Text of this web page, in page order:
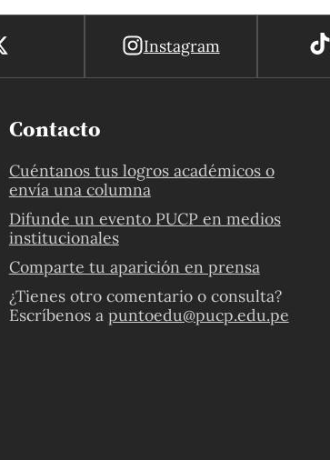
Instagram
Contacto
Cuéntanos tus logros académicos o
envía una columna
Difunde un evento PUCP en medios
institucionales
Comparte tu aparición en prensa
¿Tienes otro comentario o consulta?
Escríbenos a puntoedu@pucp.edu.pe